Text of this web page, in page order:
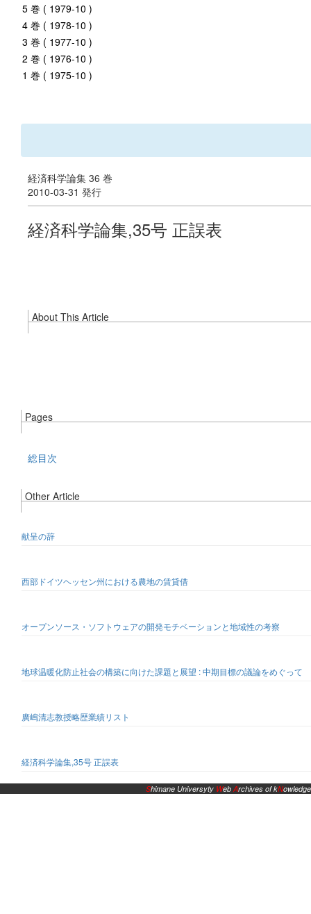
5 巻 ( 1979-10 )
4 巻 ( 1978-10 )
3 巻 ( 1977-10 )
2 巻 ( 1976-10 )
1 巻 ( 1975-10 )
経済科学論集 36 巻
2010-03-31 発行
経済科学論集,35号 正誤表
About This Article
Pages
総目次
Other Article
献呈の辞
西部ドイツヘッセン州における農地の賃貸借
オープンソース・ソフトウェアの開発モチベーションと地域性の考察
地球温暖化防止社会の構築に向けた課題と展望 : 中期目標の議論をめぐって
廣嶋清志教授略歴業績リスト
経済科学論集,35号 正誤表
Shimane Universyty WebArchives of kNowledge